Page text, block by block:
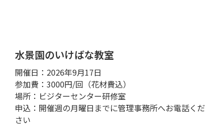
水景園のいけばな教室
開催日：2026年9月17日
参加費：3000円/回（花材費込）
場所：ビジターセンター研修室
申込：開催週の月曜日までに管理事務所へお電話くだ
さい